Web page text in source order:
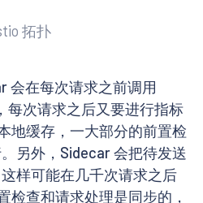
拓扑
会在每次请求之前调用
每次请求之后又要进行指标
地缓存，一大部分的前置检
另外，Sidecar 会把待发送
样可能在几千次请求之后
检查和请求处理是同步的，